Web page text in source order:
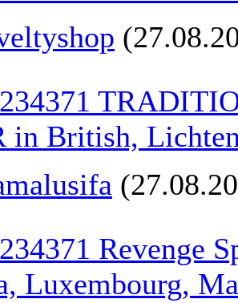
in British,
Revenge
Luxembourg,